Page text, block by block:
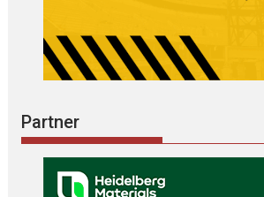
Partner